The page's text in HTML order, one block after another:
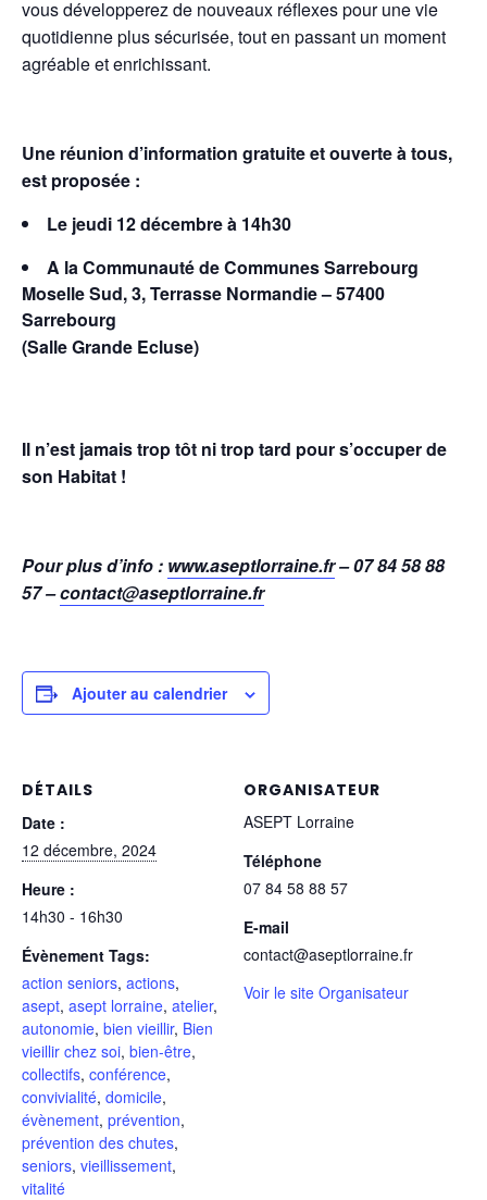
vous développerez de nouveaux réflexes pour une vie
quotidienne plus sécurisée, tout en passant un moment
agréable et enrichissant.
Une réunion d’information gratuite et ouverte à tous,
est proposée :
Le jeudi 12 décembre à 14h30
A la Communauté de Communes Sarrebourg
Moselle Sud, 3, Terrasse Normandie – 57400
Sarrebourg
(Salle Grande Ecluse)
Il n’est jamais trop tôt ni trop tard pour s’occuper de
son Habitat !
Pour plus d’info : www.aseptlorraine.fr– 07 84 58 88
57 –contact@aseptlorraine.fr
Ajouter au calendrier
DÉTAILS
Date :
12 décembre, 2024
Heure :
14h30 - 16h30
Évènement Tags:
action seniors, actions,
asept, asept lorraine, atelier,
autonomie, bien vieillir, Bien
vieillir chez soi, bien-être,
collectifs, conférence,
convivialité, domicile,
évènement, prévention,
prévention des chutes,
seniors, vieillissement,
vitalité
ORGANISATEUR
ASEPT Lorraine
Téléphone
07 84 58 88 57
E-mail
contact@aseptlorraine.fr
Voir le site Organisateur